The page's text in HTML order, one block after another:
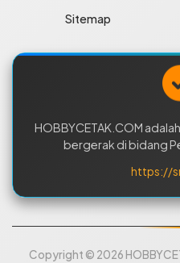
Sitemap
HOBBYCETAK.COM
bergerak di bidang
https://
Copyright © 2026